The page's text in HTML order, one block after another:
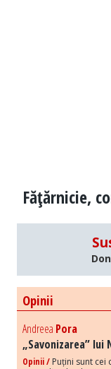
Făţărnicie,
Opinii
Andreea Pora
„Savonizarea” lui
Opinii / Puțini sunt cei